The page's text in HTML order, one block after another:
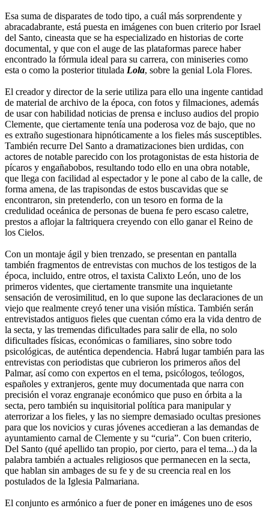
Esa suma de disparates de todo tipo, a cuál más sorprendente y
abracadabrante, está puesta en imágenes con buen criterio por Israel
del Santo, cineasta que se ha especializado en historias de corte
documental, y que con el auge de las plataformas parece haber
encontrado la fórmula ideal para su carrera, con miniseries como
esta o como la posterior titulada Lola, sobre la genial Lola Flores.
El creador y director de la serie utiliza para ello una ingente cantidad
de material de archivo de la época, con fotos y filmaciones, además
de usar con habilidad noticias de prensa e incluso audios del propio
Clemente, que ciertamente tenía una poderosa voz de bajo, que no
es extraño sugestionara hipnóticamente a los fieles más susceptibles.
También recurre Del Santo a dramatizaciones bien urdidas, con
actores de notable parecido con los protagonistas de esta historia de
pícaros y engañabobos, resultando todo ello en una obra notable,
que llega con facilidad al espectador y le pone al cabo de la calle, de
forma amena, de las trapisondas de estos buscavidas que se
encontraron, sin pretenderlo, con un tesoro en forma de la
credulidad oceánica de personas de buena fe pero escaso caletre,
prestos a aflojar la faltriquera creyendo con ello ganar el Reino de
los Cielos.
Con un montaje ágil y bien trenzado, se presentan en pantalla
también fragmentos de entrevistas con muchos de los testigos de la
época, incluido, entre otros, el taxista Calixto León, uno de los
primeros videntes, que ciertamente transmite una inquietante
sensación de verosimilitud, en lo que supone las declaraciones de un
viejo que realmente creyó tener una visión mística. También serán
entrevistados antiguos fieles que cuentan cómo era la vida dentro de
la secta, y las tremendas dificultades para salir de ella, no solo
dificultades físicas, económicas o familiares, sino sobre todo
psicológicas, de auténtica dependencia. Habrá lugar también para las
entrevistas con periodistas que cubrieron los primeros años del
Palmar, así como con expertos en el tema, psicólogos, teólogos,
españoles y extranjeros, gente muy documentada que narra con
precisión el voraz engranaje económico que puso en órbita a la
secta, pero también su inquisitorial política para manipular y
aterrorizar a los fieles, y las no siempre demasiado ocultas presiones
para que los novicios y curas jóvenes accedieran a las demandas de
ayuntamiento carnal de Clemente y su “curia”. Con buen criterio,
Del Santo (qué apellido tan propio, por cierto, para el tema...) da la
palabra también a actuales religiosos que permanecen en la secta,
que hablan sin ambages de su fe y de su creencia real en los
postulados de la Iglesia Palmariana.
El conjunto es armónico a fuer de poner en imágenes uno de esos